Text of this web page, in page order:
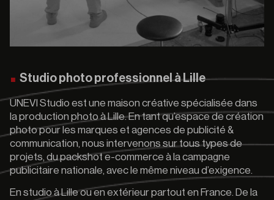
Studio photo professionnel à Lille
UNEVI Studio est une maison créative spécialisée dans
la production photo à Lille. En tant qu’espace de création
photo pour les marques et agences de publicité &
communication, nous intervenons sur tous types de
projets, du packshot e-commerce à la campagne
publicitaire nationale, avec le même niveau d’exigence.
En studio à Lille ou en extérieur partout en France. De la